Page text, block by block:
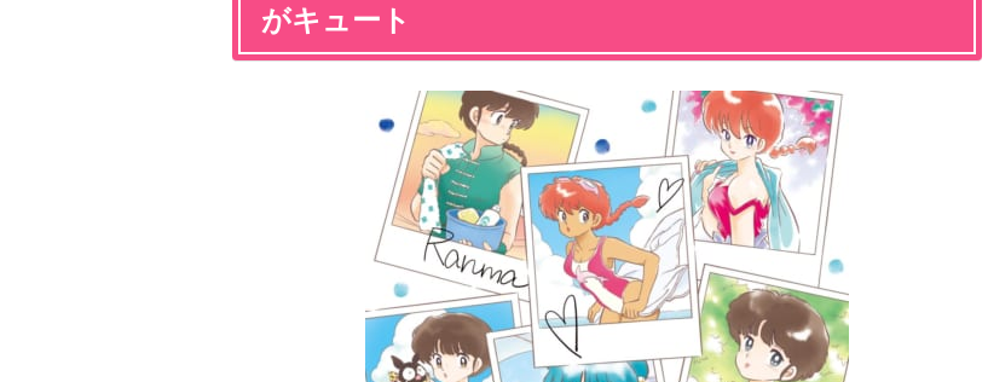
がキュート